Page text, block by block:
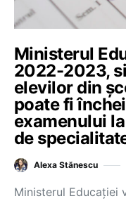
Ministerul
2022-2023,
elevilor din
poate fi
examenului
de
Alexa Stănescu
Ministerul Educației